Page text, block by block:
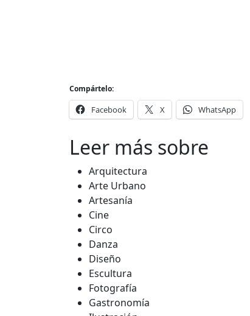
Compártelo:
Facebook X WhatsApp
Leer más sobre
Arquitectura
Arte Urbano
Artesanía
Cine
Circo
Danza
Diseño
Escultura
Fotografía
Gastronomía